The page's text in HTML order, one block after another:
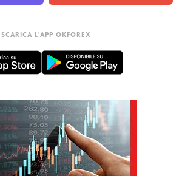
SCARICA L'APP OKFOREX